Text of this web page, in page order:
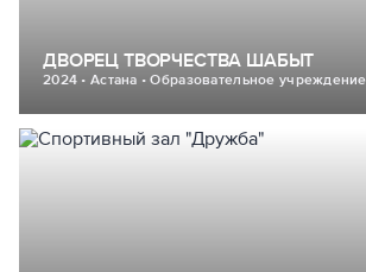
ДВОРЕЦ ТВОРЧЕСТВА ШАБЫТ
2024 • Астана • Образовательное учреждение